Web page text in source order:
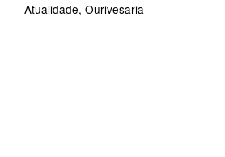
Atualidade Ourivesaria